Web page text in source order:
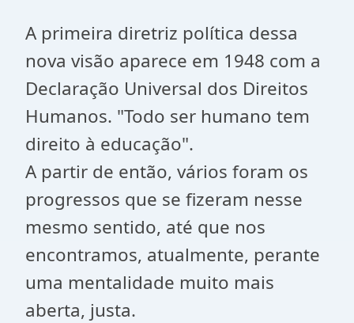
A primeira diretriz política dessa
nova visão aparece em 1948 com a
Declaração Universal dos Direitos
Humanos. "Todo ser humano tem
direito à educação".
A partir de então, vários foram os
progressos que se fizeram nesse
mesmo sentido, até que nos
encontramos, atualmente, perante
uma mentalidade muito mais
aberta, justa.